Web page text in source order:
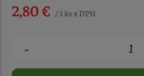
2,80 € / 1 ks s DPH
-